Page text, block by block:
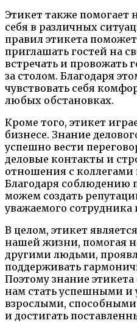
Этикет также помогает
себя в различных
правил этикета
приглашать гостей на
встречать и провожать
за столом. Благодаря
чувствовать себя
любых обстановках.
Кроме того, этикет
бизнесе. Знание
успешно вести
деловые контакты и
отношения с коллегами
Благодаря соблюдению
можем создать
уважаемого сотрудника
В целом, этикет
нашей жизни, помогая
другими людьми,
поддерживать
Поэтому знание этикета
нам стать успешными и
взрослыми,
и достигать